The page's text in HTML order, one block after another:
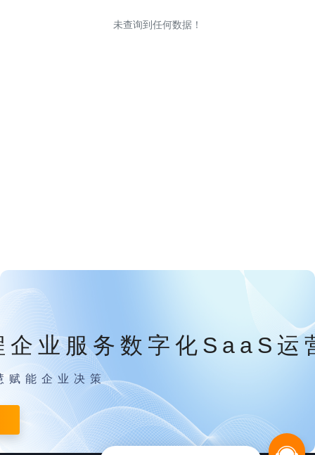
未查询到任何数据！
企业服务数字化SaaS运
赋能企业决策